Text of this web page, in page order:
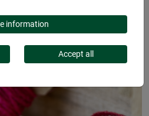
EN JUTE
information
Accept all